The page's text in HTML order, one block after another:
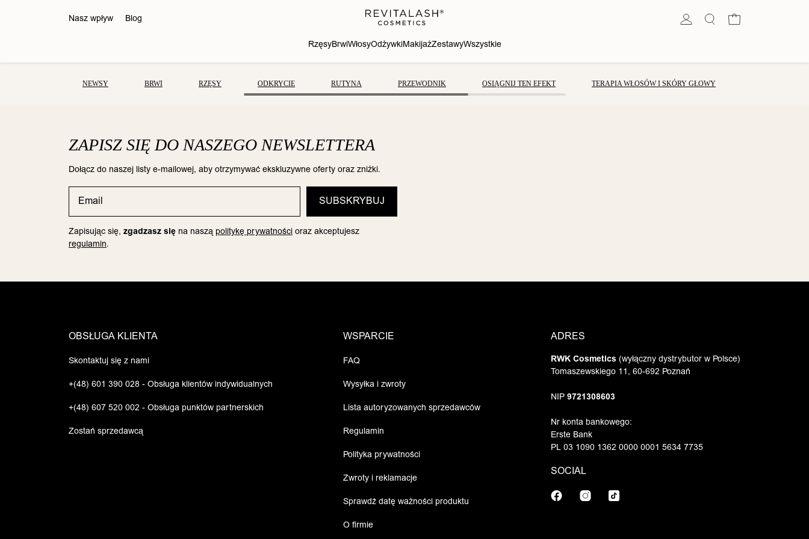
Nasz wpływ Blog Koszyk
RzęsyBrwiWłosyOdżywkiMakijażZestawy
Zestaw letni 2026 Effortless
Wszystkie
NEWSY BRWI RZĘSY ODKRYCIE RUTYNA PRZEWODNIK OSIĄGNIJ TEN EFEKT TERAPIA WŁOSÓW I SKÓRY GŁOWY
ZAPISZ SIĘ DO NASZEGO NEWSLETTERA
Dołącz do naszej listy e-mailowej, aby otrzymywać ekskluzywne oferty oraz zniżki.
Zapisując się, zgadzasz się na naszą politykę prywatności oraz akceptujesz
regulamin.
OBSŁUGA KLIENTA
Skontaktuj się z nami
+(48) 601 390 028 - Obsługa klientów indywidualnych
+(48) 607 520 002 - Obsługa punktów partnerskich
Zostań sprzedawcą
WSPARCIE
FAQ
Wysyłka i zwroty
Lista autoryzowanych sprzedawców
Regulamin
Polityka prywatności
Zwroty i reklamacje
Sprawdź datę ważności produktu
O firmie
ADRES
RWK Cosmetics (wyłączny dystrybutor w Polsce)
Tomaszewskiego 11, 60-692 Poznań
NIP 9721308603
Nr konta bankowego:
Erste Bank
PL 03 1090 1362 0000 0001 5634 7735
SOCIAL
FacebookInstagram